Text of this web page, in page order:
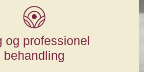
og professionel
behandling